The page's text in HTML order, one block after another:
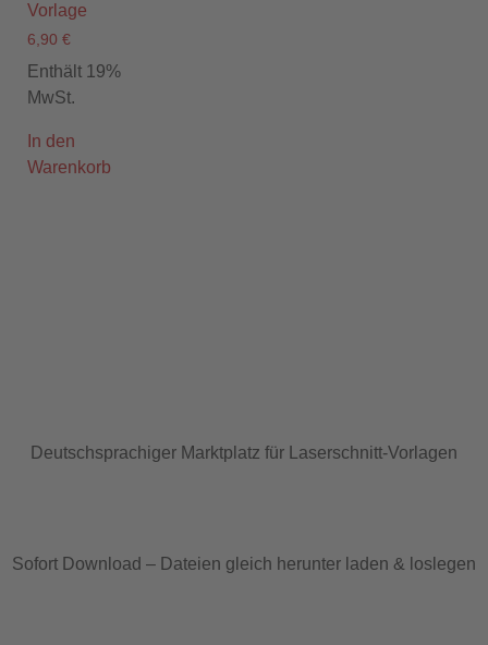
Vorlage
6,90 €
Enthält 19%
MwSt.
In den
Warenkorb
Deutschsprachiger Marktplatz für Laserschnitt-Vorlagen
Sofort Download – Dateien gleich herunter laden & loslegen